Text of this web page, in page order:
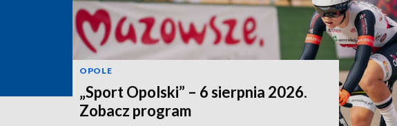
OPOLE
„Sport Opolski” – 6 sierpnia 2026.
Zobacz program